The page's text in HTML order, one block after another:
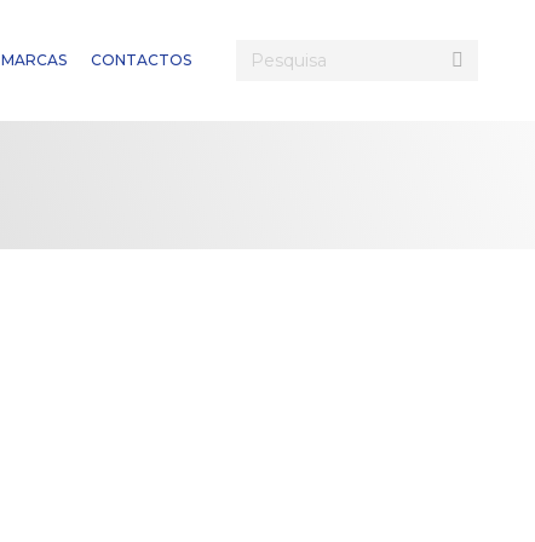
MARCAS CONTACTOS Search: